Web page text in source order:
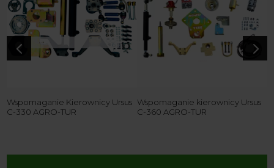
4
Wspomaganie Kierownicy Ursus
C-330 AGRO-TUR
Wspomaganie kierownicy Ursus
C-360 AGRO-TUR
5